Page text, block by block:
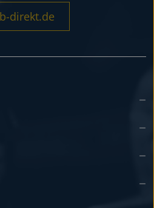
direkt.de